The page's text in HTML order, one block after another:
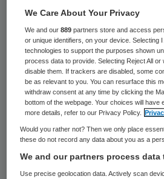
Hulpverleners in de
geen aangifte van
vaak onbestraft blijft.
represailles en het niet
het beroepsgeheim zijn
redenen voor het
blijkt uit onderzoek van de
in opdracht van het
Politie en Wetenschap.
We Care About Your Privacy
We and our889 partners store and access
or unique identifiers, on your device. Selecting
technologies to support the purposes shown
process data to provide. Selecting Reject All
disable them. If trackers are disabled, some
be as relevant to you. You can resurface this
withdraw consent at any time by clicking the
bottom of the webpage. Your choices will have
more details, refer to our Privacy Policy.
Would you rather not? Then we only place
these do not record any data about you as a
We and our partners process data
Use precise geolocation data. Actively scan